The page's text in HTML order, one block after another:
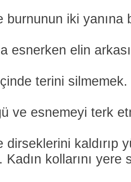
burnunun iki yanına
esnerken elin
terini silmemek.
ve esnemeyi terk
dirseklerini kaldırıp
kollarını yere